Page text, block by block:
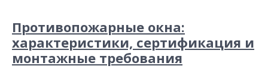
Противопожарные окна:
характеристики, сертификация и
монтажные требования